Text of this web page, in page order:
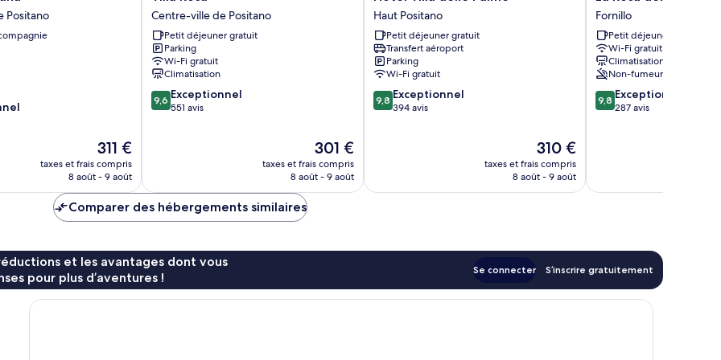
Positano
Le
nouveau
prix
de
311 €
311 €
taxes et frais compris
8 août - 9 août
Rosa
Centre-
ville
de
Positano
Centre-ville de Positano
Petit déjeuner gratuit
Parking
Wi-Fi gratuit
Climatisation
9.6
sur
9,6 Exceptionnel
551 avis
Le
nouveau
prix
301 €
taxes et frais compris
8 août - 9 août
Villa
delle
Palme
Haut
Positano
Haut Positano
Petit déjeuner gratuit
Transfert aéroport
Parking
Wi-Fi gratuit
9.8
sur
9,8 Exceptionnel
394 avis
Le
nouveau
prix
310 €
taxes et frais compris
8 août - 9 août
Rosa
dei
Venti
Fornillo
Fornillo
Petit déjeuner gratuit
Wi-Fi gratuit
Climatisation
Non-fumeurs
9.8
sur
9,8 Exceptionnel
287 avis
Comparer des hébergements similaires
et les avantages dont vous
pour plus d’aventures !
Se connecter S’inscrire gratuitement